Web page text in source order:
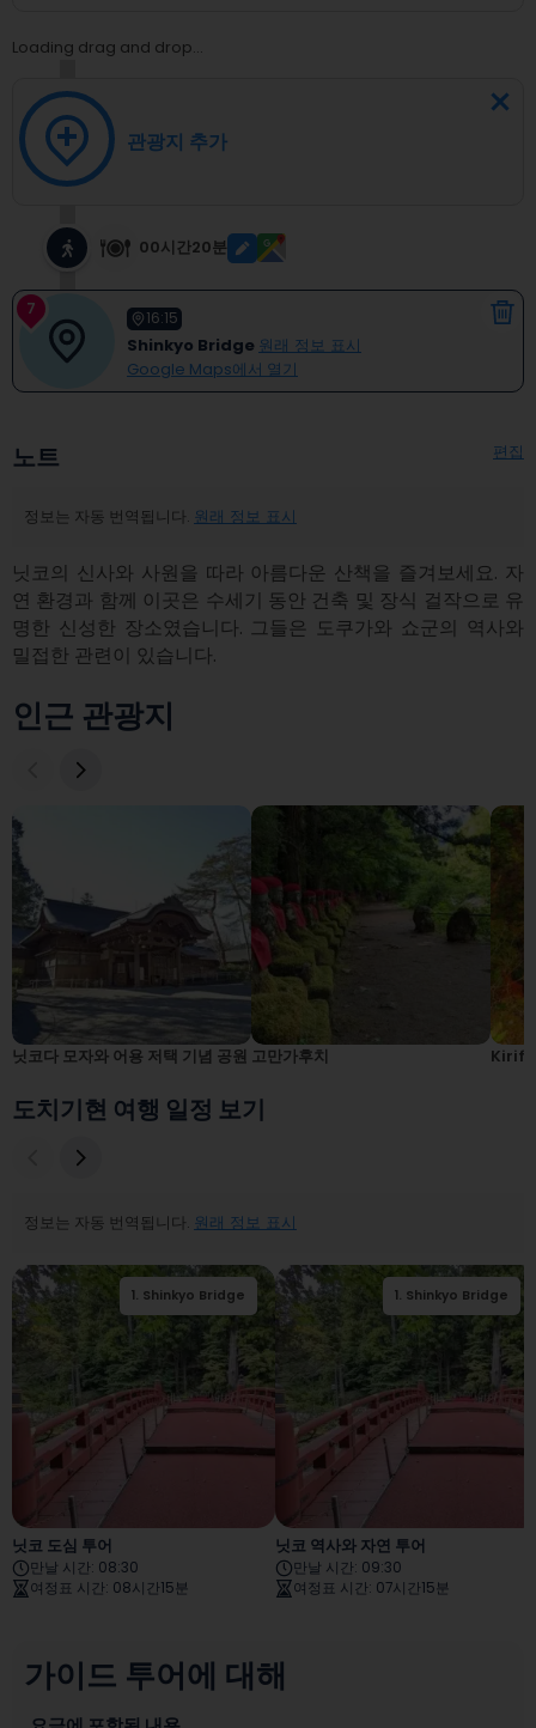
Loading drag and drop...
관광지 추가
00시간20분
7 16:15
Shinkyo Bridge 원래 정보 표시
Google Maps에서 열기
노트 편집
정보는 자동 번역됩니다. 원래 정보 표시
닛코의 신사와 사원을 따라 아름다운 산책을 즐겨보세요. 자
연 환경과 함께 이곳은 수세기 동안 건축 및 장식 걸작으로 유
명한 신성한 장소였습니다. 그들은 도쿠가와 쇼군의 역사와
밀접한 관련이 있습니다.
인근 관광지
닛코다 모자와 어용 저택 기념 공원 고만가후치
도치기현 여행 일정 보기
정보는 자동 번역됩니다. 원래 정보 표시
1. Shinkyo Bridge
Nikko Futarasan
jinja
닛코 도심 투어
만날 시간: 08:30
여정표 시간: 08시간15분
1. Shinkyo Bridge
닛코 역사와 자연 투어
만날 시간: 09:30
여정표 시간: 07시간15분
가이드 투어에 대해